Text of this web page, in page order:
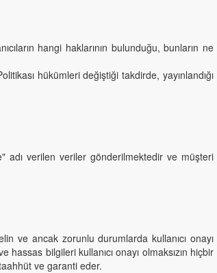
hangi haklarının bulunduğu, bunların ne
hükümleri değiştiği takdirde, yayınlandığı
adı verilen veriler gönderilmektedir ve müşteri
ve ancak zorunlu durumlarda kullanıcı onayı
bilgileri kullanıcı onayı olmaksızın hiçbir
ve garanti eder.